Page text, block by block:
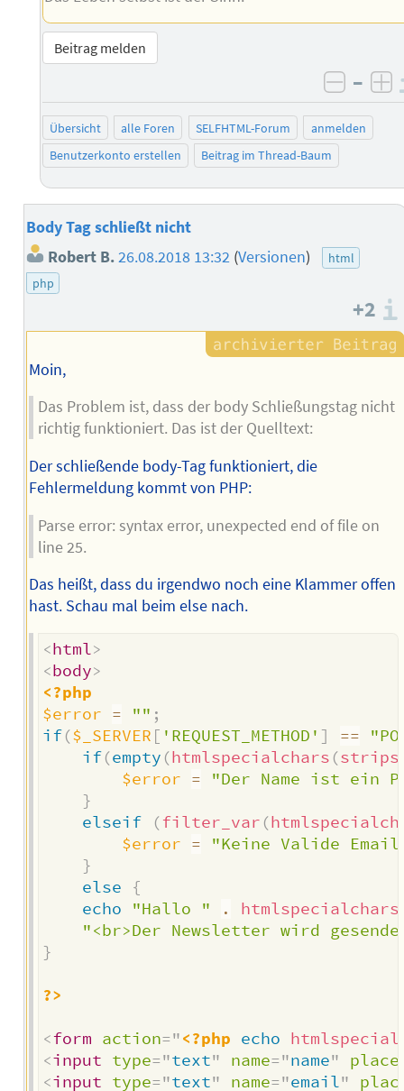
Beitrag melden
–
Übersicht alle Foren SELFHTML-Forum
anmelden
Benutzerkonto erstellen
Beitrag im Thread-Baum
Body Tag schließt nicht
Robert B.26.08.2018 13:32 (Versionen)
html
php
+2
Moin,
Das Problem ist, dass der body Schließungstag nicht
richtig funktioniert. Das ist der Quelltext:
Der schließende body-Tag funktioniert, die
Fehlermeldung kommt von PHP:
Parse error: syntax error, unexpected end of file on
line 25.
Das heißt, dass du irgendwo noch eine Klammer offen
hast. Schau mal beim else nach.
<html>
<body>
<?php
$error = "" ;
if($_SERVER [ 'REQUEST_METHOD' ] ==
if(empty (htmlspecialchars (
$error =
"Der Name ist
}
elseif
(filter_var (
$error =
"Keine Valide
}
else
{
echo
"Hallo " . htmlspecialchars
"<br>Der Newsletter wird
}
?>
<form action="<?php echo
<input type="text" name="name"
<input type="text" name="email"